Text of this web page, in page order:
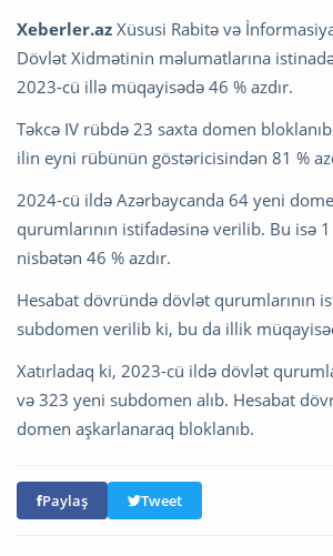
Xeberler.az Xüsusi Rabitə və
Dövlət Xidmətinin məlumatlarına
2023-cü illə müqayisədə 46 % azdır.
Təkcə IV rübdə 23 saxta domen
ilin eyni rübünün göstəricisindən 81 %
2024-cü ildə Azərbaycanda 64 yeni
qurumlarının istifadəsinə verilib. Bu isə
nisbətən 46 % azdır.
Hesabat dövründə dövlət qurumlarının
subdomen verilib ki, bu da illik
Xatırladaq ki, 2023-cü ildə dövlət
və 323 yeni subdomen alıb. Hesabat
domen aşkarlanaraq bloklanıb.
Paylaş Tweet